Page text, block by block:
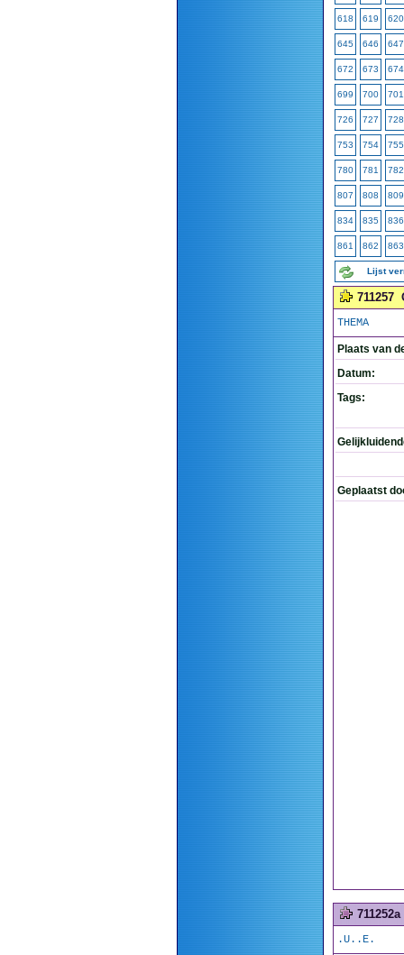
618 619 620
645 646 647
672 673 674
699 700 701
726 727 728
753 754 755
780 781 782
807 808 809
834 835 836
861 862 863
Lijst
711257
THEMA
Plaats van
Datum:
Tags:
Geplaatst
711252a
.U..E.